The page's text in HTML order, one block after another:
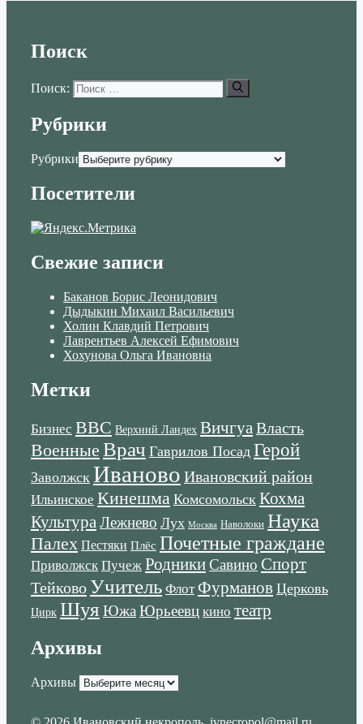
Поиск
Поиск:
Рубрики
Рубрики
Посетители
Свежие записи
Баканов Борис Леонидович
Дыдыкин Михаил Васильевич
Холин Клавдий Петрович
Лаврентьев Алексей Ефимович
Хохунова Ольга Ивановна
Метки
Бизнес ВВС Верхний Ландех ВичгуаВласть
Военные Врач Гаврилов Посад Герой
Заволжск Иваново Ивановский район
Ильинское Кинешма Комсомольск Кохма
Культура Лежнево Лух Москва Наволоки Наука
Палех Пестяки Плёс Почетные граждане
Приволжск Пучеж РодникиСавино Спорт
ТейковоУчитель Флот Фурманов Церковь
Цирк Шуя Южа Юрьеевц кино театр
Архивы
Архивы